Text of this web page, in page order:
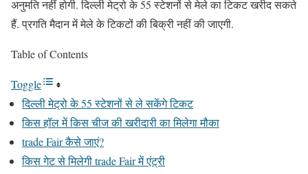
अनुमति नहीं होगी. दिल्ली मेट्रो के 55 स्टेशनों से मेले का टिकट खरीद सकते
हैं. प्रगति मैदान में मेले के टिकटों की बिक्री नहीं की जाएगी.
Table of Contents
Toggle
दिल्ली मेट्रो के 55 स्टेशनों से ले सकेंगे टिकट
किस हॉल में किस चीज की खरीदारी का मिलेगा मौका
trade Fair कैसे जाएं?
किस गेट से मिलेगी trade Fair में एंट्री